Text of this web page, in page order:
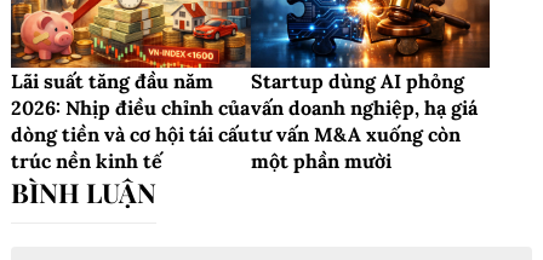
Lãi suất tăng đầu năm
2026: Nhịp điều chỉnh của
dòng tiền và cơ hội tái cấu
trúc nền kinh tế
Startup dùng AI phỏng
vấn doanh nghiệp, hạ giá
tư vấn M&A xuống còn
một phần mười